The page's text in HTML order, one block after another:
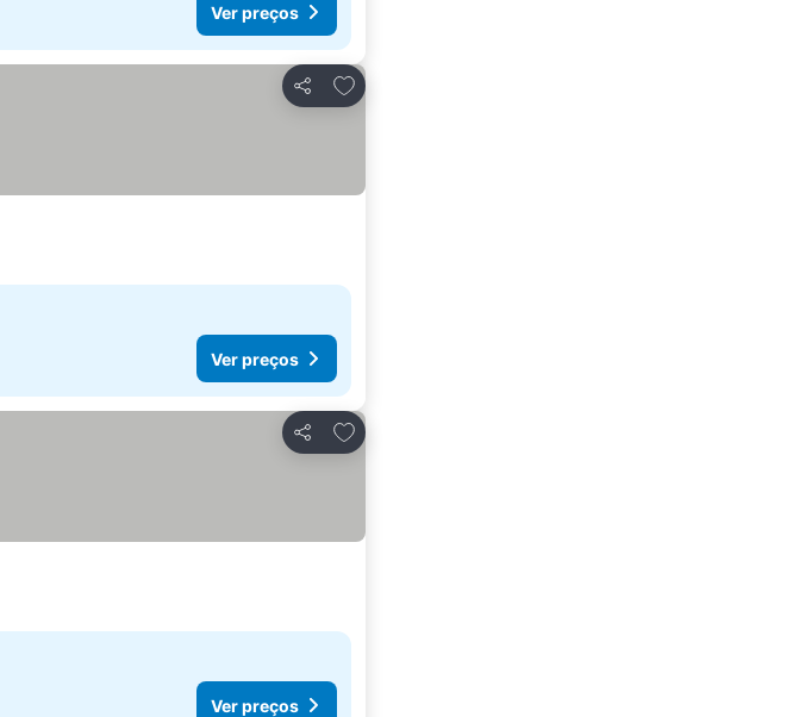
Ver preços
Partilhar
Adicionar aos favoritos
Ver preços
Partilhar
Adicionar aos favoritos
Ver preços